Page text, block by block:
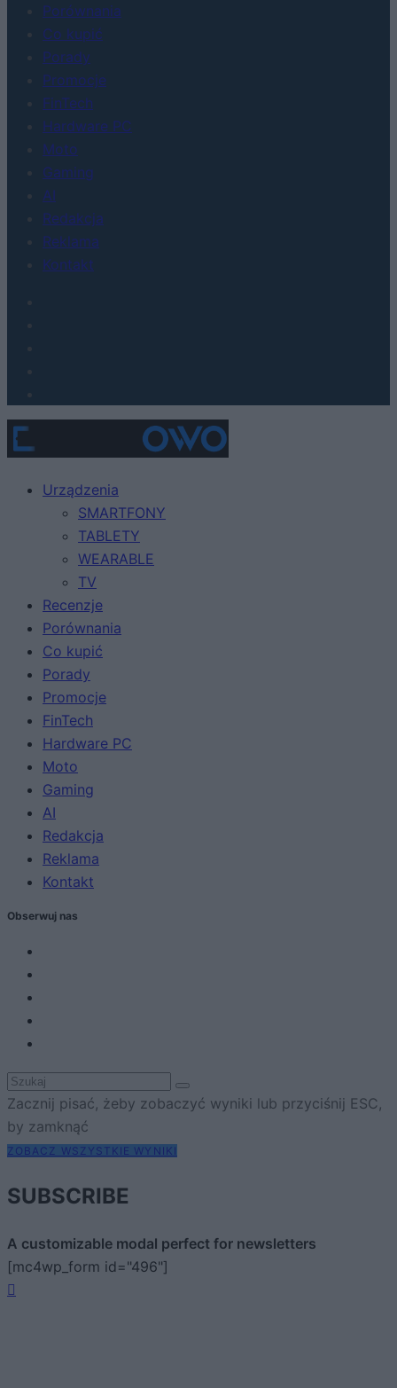
Porównania
Co kupić
Porady
Promocje
FinTech
Hardware PC
Moto
Gaming
AI
Redakcja
Reklama
Kontakt
Urządzenia
SMARTFONY
TABLETY
WEARABLE
TV
Recenzje
Porównania
Co kupić
Porady
Promocje
FinTech
Hardware PC
Moto
Gaming
AI
Redakcja
Reklama
Kontakt
Obserwuj nas
Zacznij pisać, żeby zobaczyć wyniki lub przyciśnij ESC,
by zamknąć
ZOBACZ WSZYSTKIE WYNIKI
SUBSCRIBE
A customizable modal perfect for newsletters
[mc4wp_form id="496"]